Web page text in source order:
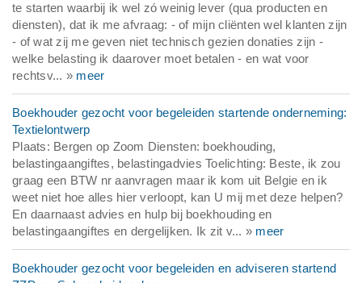
te starten waarbij ik wel zó weinig lever (qua producten en
diensten), dat ik me afvraag: - of mijn cliënten wel klanten zijn
- of wat zij me geven niet technisch gezien donaties zijn -
welke belasting ik daarover moet betalen - en wat voor
rechtsv... » meer
Boekhouder gezocht voor begeleiden startende onderneming:
Textielontwerp
Plaats: Bergen op Zoom Diensten: boekhouding,
belastingaangiftes, belastingadvies Toelichting: Beste, ik zou
graag een BTW nr aanvragen maar ik kom uit Belgie en ik
weet niet hoe alles hier verloopt, kan U mij met deze helpen?
En daarnaast advies en hulp bij boekhouding en
belastingaangiftes en dergelijken. Ik zit v... » meer
Boekhouder gezocht voor begeleiden en adviseren startend